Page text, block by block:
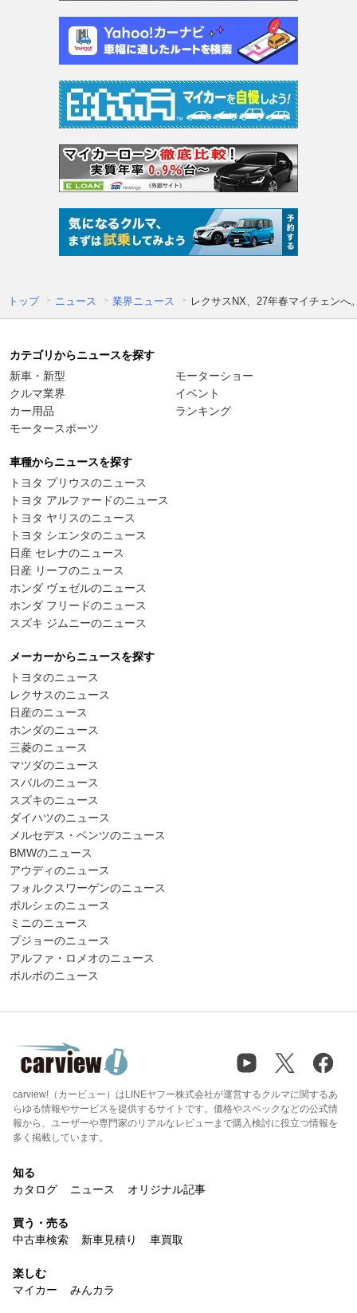
トップ ニュース 業界ニュース レクサスNX、27年春マイチェン
カテゴリからニュースを探す
新車・新型
クルマ業界
カー用品
モータースポーツ
モーターショー
イベント
ランキング
車種からニュースを探す
トヨタ プリウスのニュース
トヨタ アルファードのニュース
トヨタ ヤリスのニュース
トヨタ シエンタのニュース
日産 セレナのニュース
日産 リーフのニュース
ホンダ ヴェゼルのニュース
ホンダ フリードのニュース
スズキ ジムニーのニュース
メーカーからニュースを探す
トヨタのニュース
レクサスのニュース
日産のニュース
ホンダのニュース
三菱のニュース
マツダのニュース
スバルのニュース
スズキのニュース
ダイハツのニュース
メルセデス・ベンツのニュース
BMWのニュース
アウディのニュース
フォルクスワーゲンのニュース
ポルシェのニュース
ミニのニュース
プジョーのニュース
アルファ・ロメオのニュース
ボルボのニュース
carview!（カービュー）はLINEヤフー株式会社が運営するクルマに関するあ
らゆる情報やサービスを提供するサイトです。価格やスペックなどの公式情
報から、ユーザーや専門家のリアルなレビューまで購入検討に役立つ情報を
多く掲載しています。
知る
カタログ
ニュース オリジナル記事
買う・売る
中古車検索
新車見積り 車買取
楽しむ
マイカー
みんカラ